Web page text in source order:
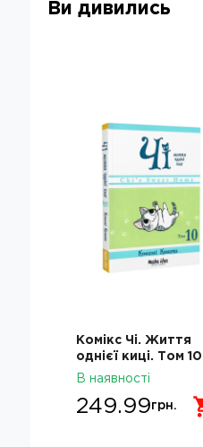
Ви дивились
Комікс Чі. Життя
однієї киці. Том 10
В наявності
249.99 грн.